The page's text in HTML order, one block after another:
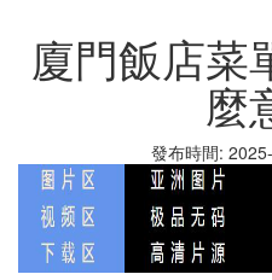
廈門飯店菜
麼
發布時間: